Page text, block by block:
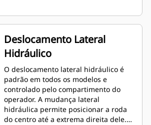
Deslocamento Lateral
Hidráulico
O deslocamento lateral hidráulico é
padrão em todos os modelos e
controlado pelo compartimento do
operador. A mudança lateral
hidráulica permite posicionar a roda
do centro até a extrema direita dele.